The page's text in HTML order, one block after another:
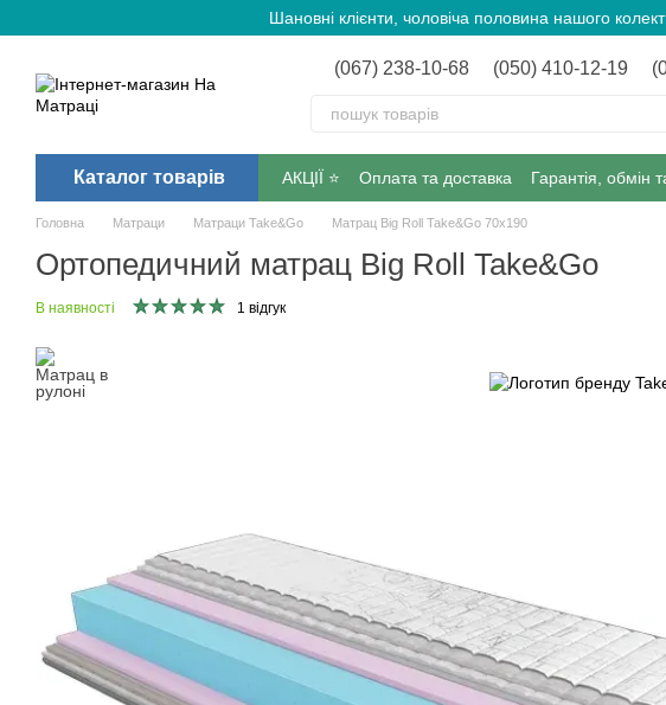
Шановні клієнти, чоловіча половина нашого
(067) 238-10-68 (050) 410-12-19
Каталог товарів АКЦІЇ ⭐️ Оплата та доставка Гарантія, обмін
Головна Матраци Матраци Take&Go Матрац Big Roll Take&Go 70х190
Ортопедичний матрац Big Roll Take&Go
В наявності 1 відгук